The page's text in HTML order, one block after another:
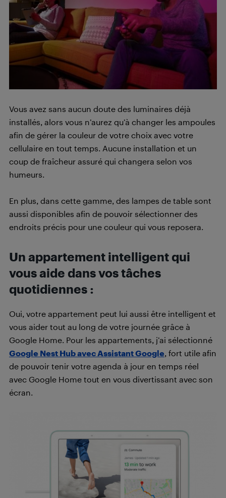
Vous avez sans aucun doute des luminaires déjà
installés, alors vous n’aurez qu’à changer les ampoules
afin de gérer la couleur de votre choix avec votre
cellulaire en tout temps. Aucune installation et un
coup de fraîcheur assuré qui changera selon vos
humeurs.
En plus, dans cette gamme, des lampes de table sont
aussi disponibles afin de pouvoir sélectionner des
endroits précis pour une couleur qui vous reposera.
Un appartement intelligent qui
vous aide dans vos tâches
quotidiennes :
Oui, votre appartement peut lui aussi être intelligent et
vous aider tout au long de votre journée grâce à
Google Home. Pour les appartements, j’ai sélectionné
Google Nest Hub avec Assistant Google, fort utile afin
de pouvoir tenir votre agenda à jour en temps réel
avec Google Home tout en vous divertissant avec son
écran.